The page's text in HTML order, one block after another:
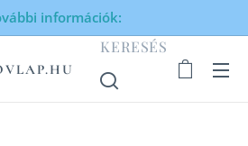
információk:
KERESÉS